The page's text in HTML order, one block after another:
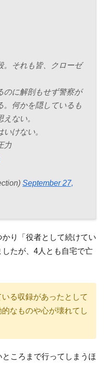
。それも皆、クローゼ
のに解剖もせず警察が
。何かを隠しているも
ない。
けない。
力
September 27,
り「役者として続けてい
たが、4人とも自宅で亡
る収録があったとして
なものや心が壊れてし
ころまで行ってしまうほ